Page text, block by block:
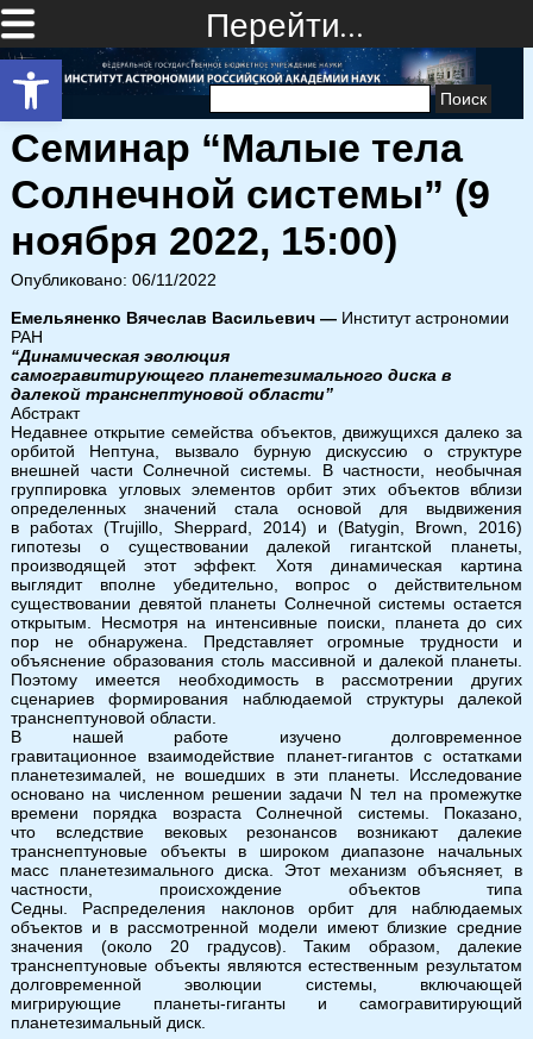
Открыть панель инструментов
Перейти…
Найти:
Семинар “Малые тела
Солнечной системы” (9
ноября 2022, 15:00)
Опубликовано: 06/11/2022
Емельяненко Вячеслав Васильевич — Институт астрономии
РАН
“Динамическая эволюция
самогравитирующего планетезимального диска в
далекой транснептуновой области”
Абстракт
Недавнее открытие семейства объектов, движущихся далеко за
орбитой Нептуна, вызвало бурную дискуссию о структуре
внешней части Солнечной системы. В частности, необычная
группировка угловых элементов орбит этих объектов вблизи
определенных значений стала основой для выдвижения
в работах (Trujillo, Sheppard, 2014) и (Batygin, Brown, 2016)
гипотезы о существовании далекой гигантской планеты,
производящей этот эффект. Хотя динамическая картина
выглядит вполне убедительно, вопрос о действительном
существовании девятой планеты Солнечной системы остается
открытым. Несмотря на интенсивные поиски, планета до сих
пор не обнаружена. Представляет огромные трудности и
объяснение образования столь массивной и далекой планеты.
Поэтому имеется необходимость в рассмотрении других
сценариев формирования наблюдаемой структуры далекой
транснептуновой области.
В нашей работе изучено долговременное
гравитационное взаимодействие планет-гигантов с остатками
планетезималей, не вошедших в эти планеты. Исследование
основано на численном решении задачи N тел на промежутке
времени порядка возраста Солнечной системы. Показано,
что вследствие вековых резонансов возникают далекие
транснептуновые объекты в широком диапазоне начальных
масс планетезимального диска. Этот механизм объясняет, в
частности, происхождение объектов типа
Седны. Распределения наклонов орбит для наблюдаемых
объектов и в рассмотренной модели имеют близкие средние
значения (около 20 градусов). Таким образом, далекие
транснептуновые объекты являются естественным результатом
долговременной эволюции системы, включающей
мигрирующие планеты-гиганты и самогравитирующий
планетезимальный диск.